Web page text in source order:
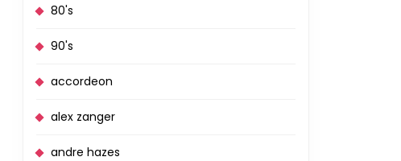
80's
90's
accordeon
alex zanger
andre hazes